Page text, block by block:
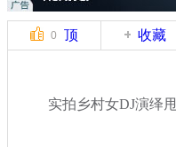
0 顶 收藏
实拍乡村女DJ演绎甩